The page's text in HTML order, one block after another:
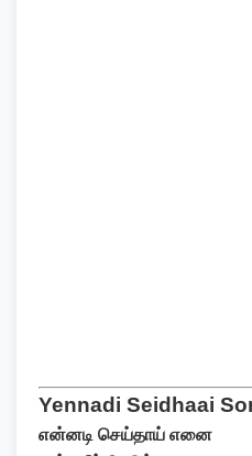
Yennadi Seidhaai
என்னடி செய்தாய் எனை